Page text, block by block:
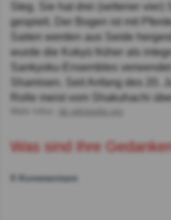
Steg. Sie hat drei (seltener vier)
gespielt. Der Bogen ist mit
Saiten werden aus Seide
wurde die Kokyū früher als
Sankyoku-Ensembles
Shamisen. Seit Anfang des 20.
Rolle meist vom Shakuhachi
Was sind Ihre
0 Kommentare